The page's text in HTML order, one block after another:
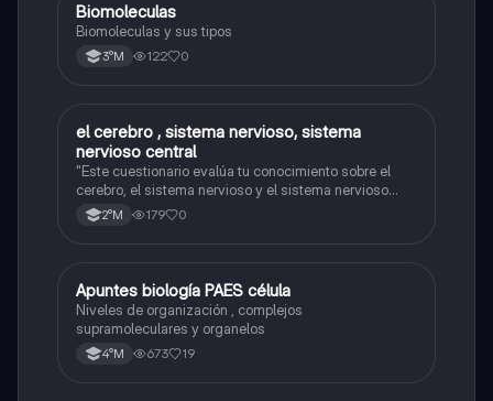
Biología
Biomoleculas
Biomoleculas y sus tipos
3°M 122 0
Biología
el cerebro , sistema nervioso, sistema
nervioso central
"Este cuestionario evalúa tu conocimiento sobre el
cerebro, el sistema nervioso y el sistema nervioso
central."
2°M 179 0
Biología
Apuntes biología PAES célula
Niveles de organización , complejos
supramoleculares y organelos
4°M 673 19